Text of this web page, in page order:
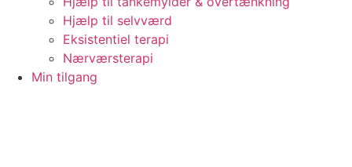
Hjælp til selvværd
Eksistentiel terapi
Nærværsterapi
Min tilgang